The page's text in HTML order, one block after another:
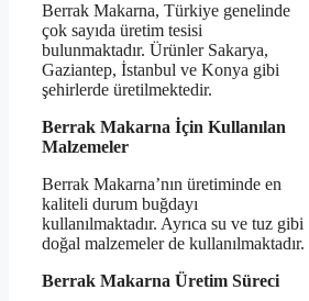
Berrak Makarna, Türkiye genelinde
çok sayıda üretim tesisi
bulunmaktadır. Ürünler Sakarya,
Gaziantep, İstanbul ve Konya gibi
şehirlerde üretilmektedir.
Berrak Makarna İçin Kullanılan
Malzemeler
Berrak Makarna’nın üretiminde en
kaliteli durum buğdayı
kullanılmaktadır. Ayrıca su ve tuz gibi
doğal malzemeler de kullanılmaktadır.
Berrak Makarna Üretim Süreci